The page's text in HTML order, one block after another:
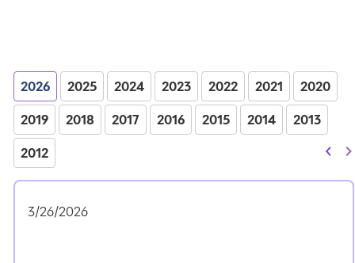
2026 2025 2024 2023 2022 2021 2020
2019 2018 2017 2016 2015 2014 2013
2012
3/26/2026